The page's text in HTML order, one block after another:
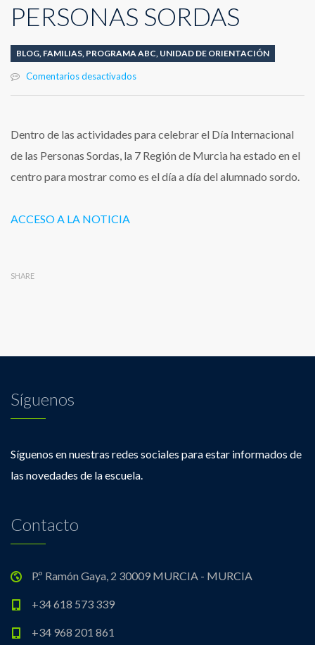
PERSONAS SORDAS
BLOG, FAMILIAS, PROGRAMA ABC, UNIDAD DE ORIENTACIÓN
Comentarios desactivadosen
cole
DE
LAS
Dentro de las actividades para celebrar el Día Internacional
de las Personas Sordas, la 7 Región de Murcia ha estado en el
centro para mostrar como es el día a día del alumnado sordo.
ACCESO A LA NOTICIA
SHARE
Síguenos
Síguenos en nuestras redes sociales para estar informados de
las novedades de la escuela.
Contacto
P.º Ramón Gaya, 2 30009 MURCIA - MURCIA
+34 618 573 339
+34 968 201 861